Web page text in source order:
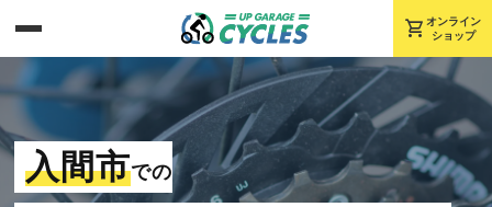
shopping_cart オンライン
ショップ
入間市での